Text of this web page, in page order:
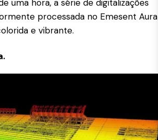
uma hora, a série de digitalizações
processada no Emesent Aura
e vibrante.